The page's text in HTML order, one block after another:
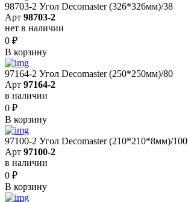
98703-2 Угол Decomaster (326*326мм)/38
Арт 98703-2
нет в наличии
0 ₽
В корзину
97164-2 Угол Decomaster (250*250мм)/80
Арт 97164-2
в наличии
0 ₽
В корзину
97100-2 Угол Decomaster (210*210*8мм)/100
Арт 97100-2
в наличии
0 ₽
В корзину